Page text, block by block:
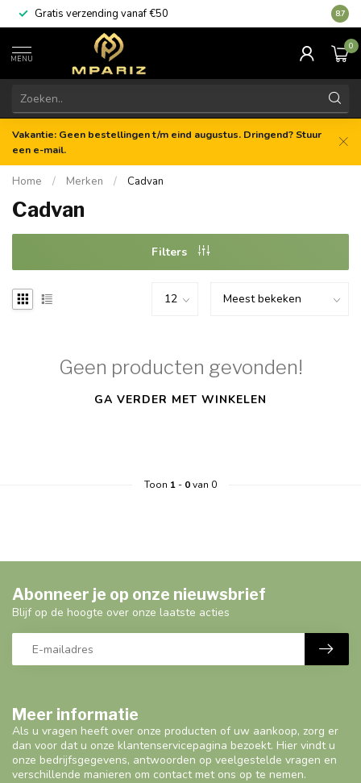
Gratis verzending vanaf €50 8.7
MENU
0
Vakantie: Geen bestellingen t/m eind augustus. Dringend? Stuur
een e-mail.
Home / Merken / Cadvan
Cadvan
Filters
Geen producten gevonden!
GA VERDER MET WINKELEN
Toon 1- 0van 0
Meer informatie
Als u vragen heeft over onze producten of uw aankoop, zorg er
dan voor dat u onze klantenservicepagina bezoekt. Hier vindt u
onze bedrijfsgegevens, antwoorden op veelgestelde vragen en
verschillende manieren om contact met ons op te nemen.
Abonneer je op onze nieuwsbrief
Blijf op de hoogte over onze laatste acties